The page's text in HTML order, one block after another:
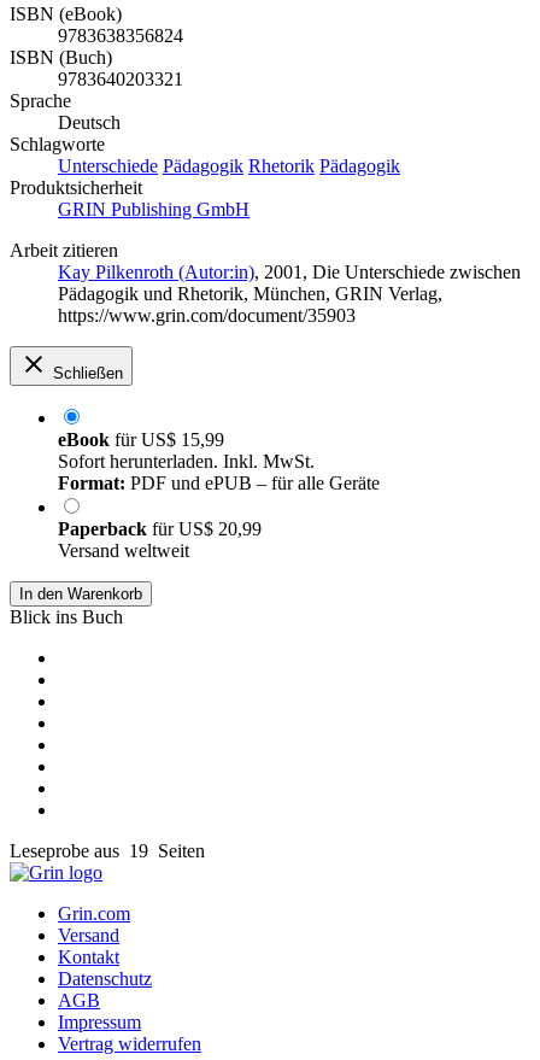
ISBN (eBook)
9783638356824
ISBN (Buch)
9783640203321
Sprache
Deutsch
Schlagworte
Unterschiede Pädagogik Rhetorik Pädagogik
Produktsicherheit
GRIN Publishing GmbH
Arbeit zitieren
Kay Pilkenroth (Autor:in), 2001, Die Unterschiede zwischen
Pädagogik und Rhetorik, München, GRIN Verlag,
https://www.grin.com/document/35903
Schließen
eBook fürUS$ 15,99
Sofort herunterladen. Inkl. MwSt.
Format: PDF und ePUB – für alle Geräte
Paperback fürUS$ 20,99
Versand weltweit
In den Warenkorb
Blick ins Buch
Leseprobe aus 19 Seiten
Grin.com
Versand
Kontakt
Datenschutz
AGB
Impressum
Vertrag widerrufen